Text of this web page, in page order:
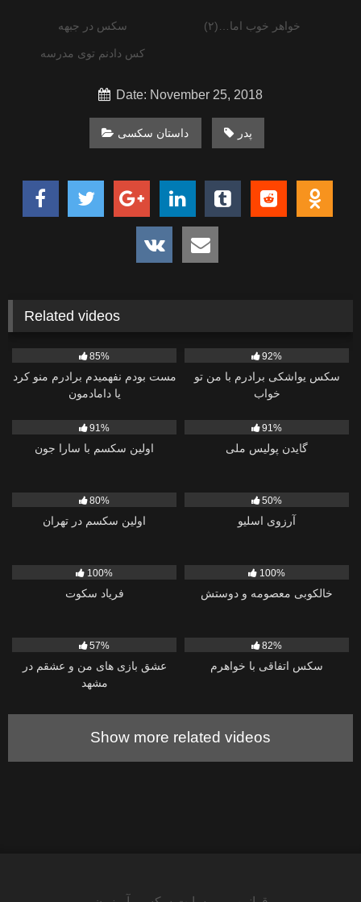
سکس در جبهه خواهر خوب اما…(۲)
کس دادنم توی مدرسه
Date: November 25, 2018
داستان سکسی پدر
Related videos
85%
مست بودم نفهمیدم برادرم منو کرد
یا دامادمون
92%
سکس یواشکی برادرم با من تو
خواب
91%
اولین سکسم با سارا جون
91%
گایدن پولیس ملی
80%
اولین سکسم در تهران
50%
آرزوی اسلیو
100%
فریاد سکوت
100%
خالکوبی معصومه و دوستش
57%
عشق بازی های من و عشقم در
مشهد
82%
سکس اتفاقی با خواهرم
Show more related videos